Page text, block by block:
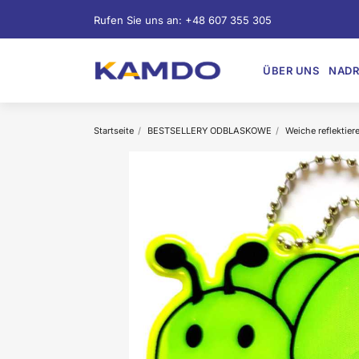
Rufen Sie uns an: +48 607 355 305
ÜBER UNS
Startseite BESTSELLERY ODBLASKOWE Weiche